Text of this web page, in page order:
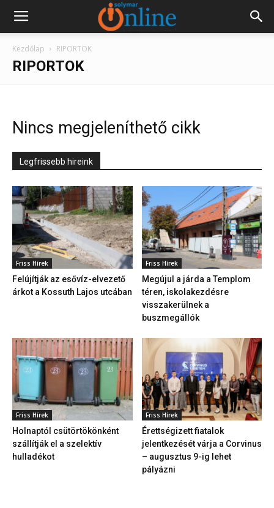
Kezdőlap RIPORTOK
RIPORTOK
Nincs megjeleníthető cikk
Legfrissebb hireink
Friss Hírek
Felújítják az esővíz-elvezető
árkot a Kossuth Lajos utcában
Friss Hírek
Megújul a járda a Templom
téren, iskolakezdésre
visszakerülnek a
buszmegállók
Friss Hírek
Holnaptól csütörtökönként
szállítják el a szelektív
hulladékot
Friss Hírek
Érettségizett fiatalok
jelentkezését várja a Corvinus
– augusztus 9-ig lehet
pályázni